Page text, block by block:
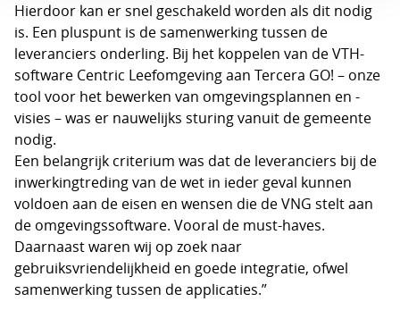
Hierdoor kan er snel geschakeld worden als dit nodig
is. Een pluspunt is de samenwerking tussen de
leveranciers onderling. Bij het koppelen van de VTH-
software Centric Leefomgeving aan Tercera GO! – onze
tool voor het bewerken van omgevingsplannen en -
visies – was er nauwelijks sturing vanuit de gemeente
nodig.
Een belangrijk criterium was dat de leveranciers bij de
inwerkingtreding van de wet in ieder geval kunnen
voldoen aan de eisen en wensen die de VNG stelt aan
de omgevingssoftware. Vooral de must-haves.
Daarnaast waren wij op zoek naar
gebruiksvriendelijkheid en goede integratie, ofwel
samenwerking tussen de applicaties.”